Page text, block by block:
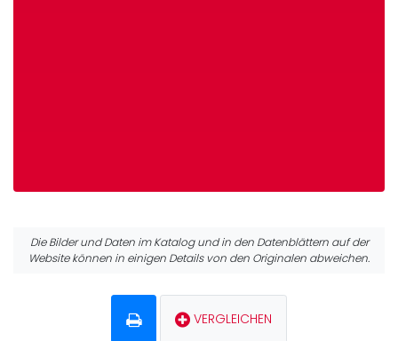
Die Bilder und Daten im Katalog und in den Datenblättern auf der
Website können in einigen Details von den Originalen abweichen.
VERGLEICHEN